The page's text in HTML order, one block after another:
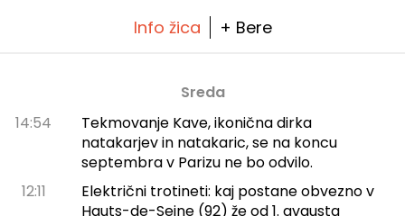
Info žica + Bere
Sreda
14:54
Tekmovanje Kave, ikonična dirka
natakarjev in natakaric, se na koncu
septembra v Parizu ne bo odvilo.
12:11
Električni trotineti: kaj postane obvezno v
Hauts-de-Seine (92) že od 1. avgusta